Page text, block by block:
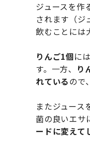
ジュースを作
されます（ジ
飲むことには
りんご1個に
す。一方、 り
れているので
またジュース
菌の良いエサ
ードに変えて